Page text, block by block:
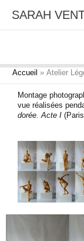
SARAH
Accueil Atelier
Montage
vue réalisées
dorée. Acte I